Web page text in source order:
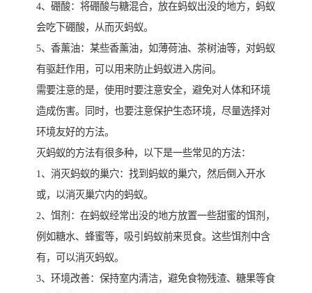
4、硼酸：将硼酸与糖混合，放在蚂蚁出没的地方，蚂蚁
会吃下硼酸，从而灭蚂蚁。
5、香薰油：某些香薰油，如薄荷油、茶树油等，对蚂蚁
有驱赶作用，可以用来防止蚂蚁进入房间。
需要注意的是，使用时要注意安全，避免对人体和环境
造成伤害。同时，也要注意保护生态环境，尽量选择对
环境友好的方法。
灭蚂蚁的方法有很多种，以下是一些常见的方法：
1、消灭蚂蚁的巢穴：找到蚂蚁的巢穴，然后倒入开水
或，以消灭巢穴内的蚂蚁。
2、饵剂：在蚂蚁经常出没的地方放置一些甜蜜的饵剂，
例如糖水、蜂蜜等，吸引蚂蚁前来觅食。这些饵剂中含
有，可以消灭蚂蚁。
3、环境改善：保持室内清洁，避免食物残渣、糖果等食